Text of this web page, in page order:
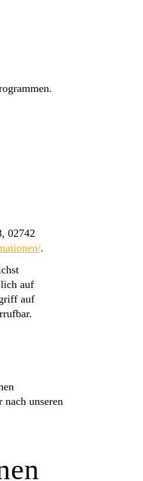
02742
.
auf
auf
nach unseren